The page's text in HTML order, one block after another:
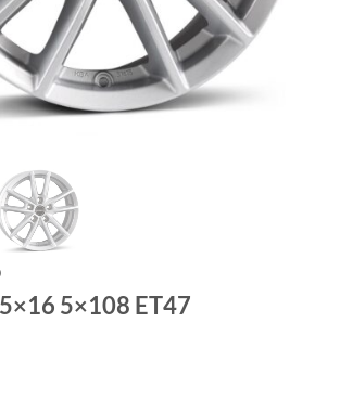
5×108 ET47